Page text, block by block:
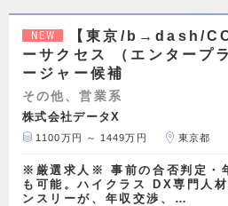
NEW
【東京/b→dash/
ーサクセス （エンタープ
ージャー候補
その他、営業系
株式会社データX
1100万円 ～ 1449万円 東京都
※厳選求人※ 事前の合否判定・
も可能。ハイクラス DX専門人材
ンスリーが、年収交渉、…